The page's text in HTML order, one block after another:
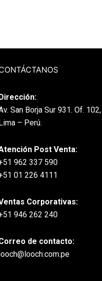
San Borja Sur 931. Of.
– Perú.
Post Venta:
962 337 590
01 226 4111
Corporativas:
946 262 240
de contacto: